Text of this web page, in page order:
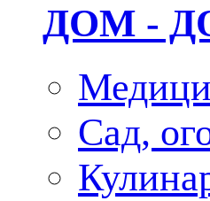
ДОМ -
Сад,